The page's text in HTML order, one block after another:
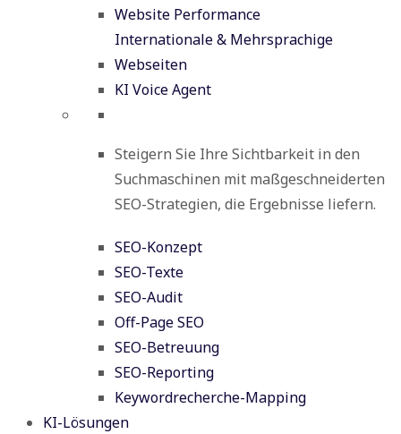
Website Performance
Internationale & Mehrsprachige
Webseiten
KI Voice Agent
Steigern Sie Ihre Sichtbarkeit in den
Suchmaschinen mit maßgeschneiderten
SEO-Strategien, die Ergebnisse liefern.
SEO-Konzept
SEO-Texte
SEO-Audit
Off-Page SEO
SEO-Betreuung
SEO-Reporting
Keywordrecherche-Mapping
KI-Lösungen